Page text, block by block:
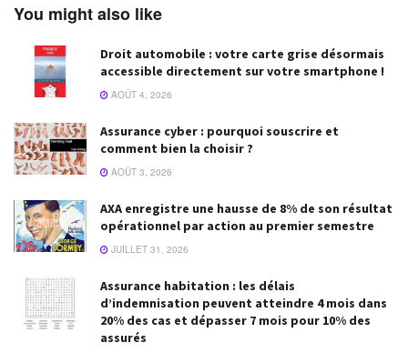
You might also like
Droit automobile : votre carte grise désormais
accessible directement sur votre smartphone !
AOÛT 4, 2026
Assurance cyber : pourquoi souscrire et
comment bien la choisir ?
AOÛT 3, 2026
AXA enregistre une hausse de 8% de son résultat
opérationnel par action au premier semestre
JUILLET 31, 2026
Assurance habitation : les délais
d’indemnisation peuvent atteindre 4 mois dans
20% des cas et dépasser 7 mois pour 10% des
assurés